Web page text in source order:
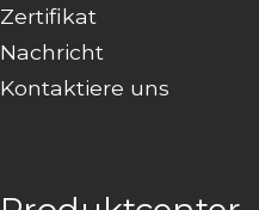
Zertifikat
Nachricht
Kontaktiere uns